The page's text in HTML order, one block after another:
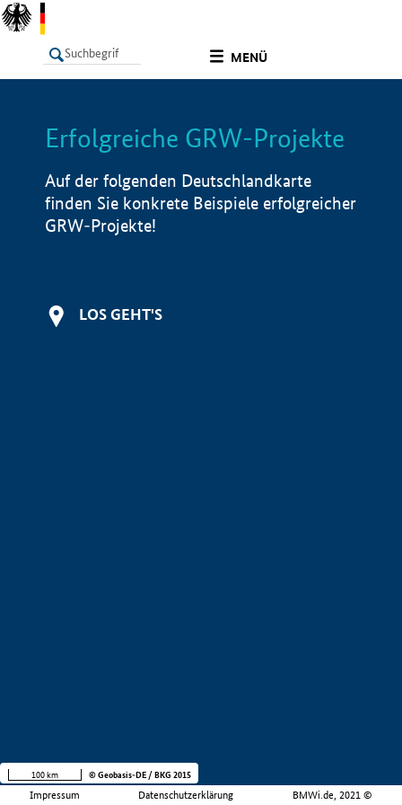
MENÜ
LISTE Info
Erfolgreiche GRW-Projekte
Auf der folgenden Deutschlandkarte
finden Sie konkrete Beispiele erfolgreicher
GRW-Projekte!
LOS GEHT'S
Impressum Datenschutzerklärung BMWi.de, 2021 ©
100 km © Geobasis-DE / BKG 2015